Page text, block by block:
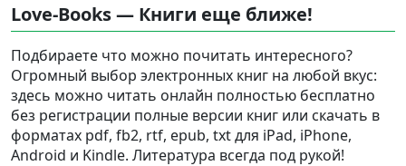
Love-Books — Книги еще ближе!
Подбираете что можно почитать интересного?
Огромный выбор электронных книг на любой вкус:
здесь можно читать онлайн полностью бесплатно
без регистрации полные версии книг или скачать в
форматах pdf, fb2, rtf, epub, txt для iPad, iPhone,
Android и Kindle. Литература всегда под рукой!